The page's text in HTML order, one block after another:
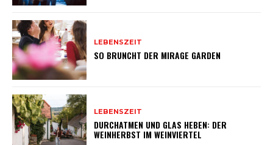
LEBENSZEIT
SO BRUNCHT DER MIRAGE GARDEN
LEBENSZEIT
DURCHATMEN UND GLAS HEBEN: DER
WEINHERBST IM WEINVIERTEL